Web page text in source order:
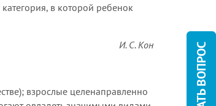
в которой ребенок
И. С. Кон
взрослые целенаправленно
ЗАДАТЬ ВОПРОС